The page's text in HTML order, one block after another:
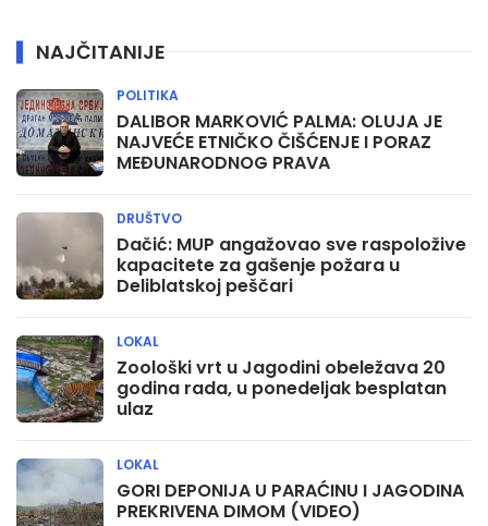
NAJČITANIJE
DALIBOR MARKOVIĆ PALMA: OLUJA JE
NAJVEĆE ETNIČKO ČIŠĆENJE I PORAZ
MEĐUNARODNOG PRAVA
POLITIKA
Dačić: MUP angažovao sve raspoložive
kapacitete za gašenje požara u
Deliblatskoj peščari
DRUŠTVO
Zoološki vrt u Jagodini obeležava 20
godina rada, u ponedeljak besplatan
ulaz
LOKAL
GORI DEPONIJA U PARAĆINU I JAGODINA
PREKRIVENA DIMOM (VIDEO)
LOKAL